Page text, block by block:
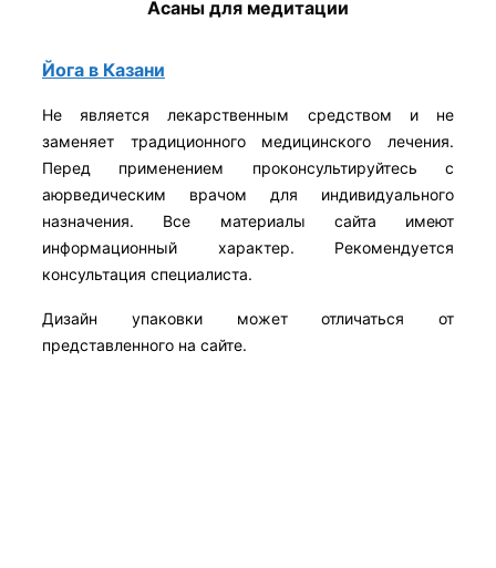
Асаны для медитации
​Йога в Казани
Не является лекарственным средством и не
заменяет традиционного медицинского лечения.
Перед применением проконсультируйтесь с
аюрведическим врачом для индивидуального
назначения. Все материалы сайта имеют
информационный характер. Рекомендуется
консультация специалиста.
Дизайн упаковки может отличаться от
представленного на сайте.